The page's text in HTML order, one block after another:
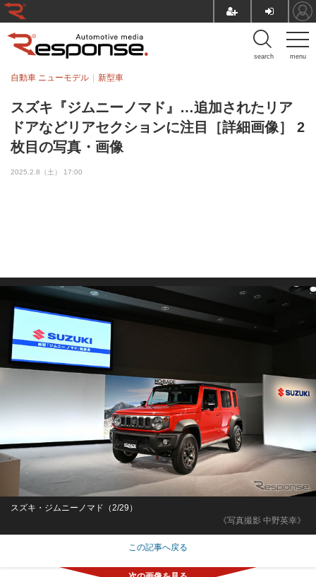
menu
search
スズキ『ジムニーノマド』…追加されたリア
ドアなどリアセクションに注目［詳細画像］ 2
枚目の写真・画像
自動車 ニューモデル 新型車
2025.2.8（土） 17:00
《写真撮影 中野英幸》
スズキ・ジムニーノマド（2/29）
この記事へ戻る